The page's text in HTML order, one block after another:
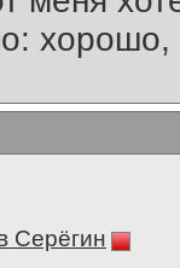
Серёгин